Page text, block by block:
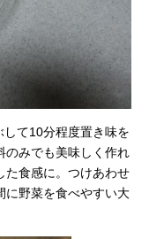
て10分程度置き味を
のみでも美味しく作れ
た食感に。つけあわせ
に野菜を食べやすい大